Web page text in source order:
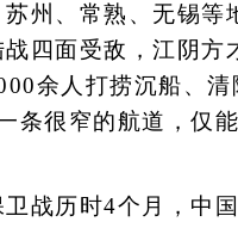
州、常熟、无锡等
四面受敌，江阴方
余人打捞沉船、
条很窄的航道，仅
历时4个月，中国